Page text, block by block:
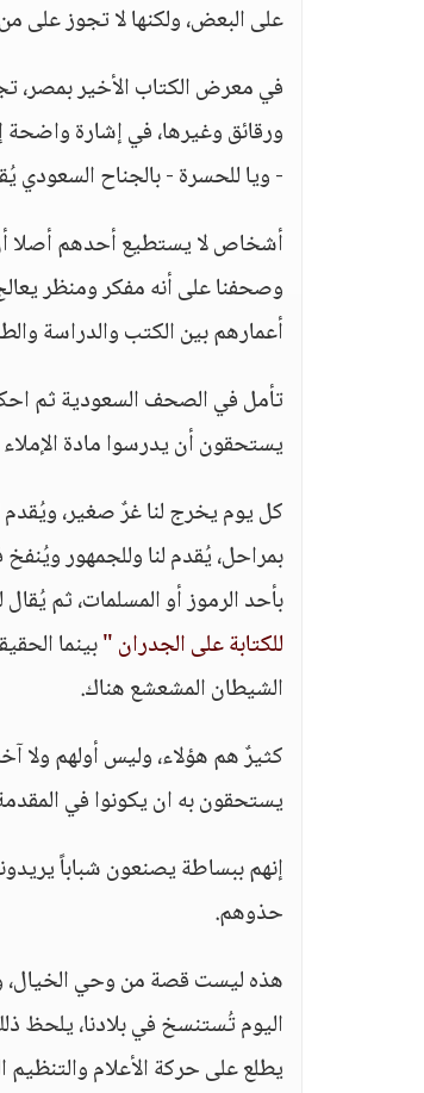
على البعض، ولكنها لا تجوز على
في معرض الكتاب الأخير بمصر،
ورقائق وغيرها، في إشارة واضحة
- ويا للحسرة - بالجناح
أشخاص لا يستطيع أحدهم أصلا
وصحفنا على أنه مفكر ومنظر
أعمارهم بين الكتب والدراسة
تأمل في الصحف السعودية ثم
يستحقون أن يدرسوا مادة
كل يوم يخرج لنا غرٌ صغير، ويُقدم
بمراحل، يُقدم لنا وللجمهور
بأحد الرموز أو المسلمات، ثم يُقال
للكتابة على الجدران "بينما
الشيطان المشعشع هناك.
كثيرٌ هم هؤلاء، وليس أولهم
يستحقون به ان يكونوا في
إنهم ببساطة يصنعون شباباً
حذوهم.
هذه ليست قصة من وحي الخيال،
اليوم تُستنسخ في بلادنا،
يطلع على حركة الأعلام